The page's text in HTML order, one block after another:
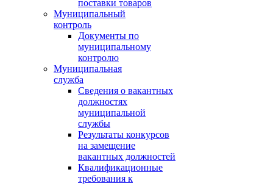
поставки товаров
Муниципальный
контроль
Документы по
муниципальному
контролю
Муниципальная
служба
Сведения о вакантных
должностях
муниципальной
службы
Результаты конкурсов
на замещение
вакантных должностей
Квалификационные
требования к